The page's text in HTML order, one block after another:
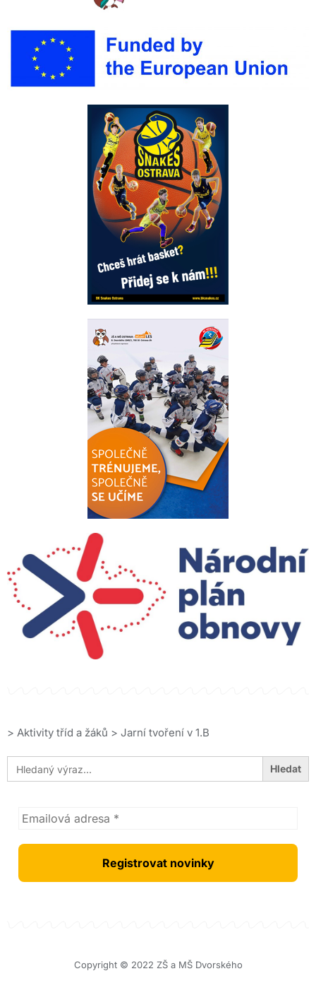
> Aktivity tříd a žáků > Jarní tvoření v 1.B
Search
for:
Copyright © 2022 ZŠ a MŠ Dvorského